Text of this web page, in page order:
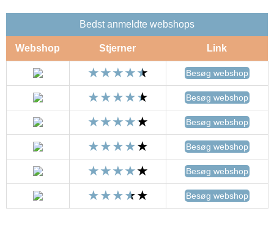
Bedst anmeldte webshops
Webshop Stjerner Link
Besøg webshop
Besøg webshop
Besøg webshop
Besøg webshop
Besøg webshop
Besøg webshop